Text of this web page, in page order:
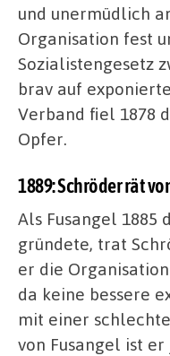
und unermüdlich
Organisation fest
Sozialistengesetz
brav auf
Verband fiel 1878
Opfer.
1889: Schröder rät
Als Fusangel 1885
gründete, trat
er die
da keine bessere
mit einer
von Fusangel ist